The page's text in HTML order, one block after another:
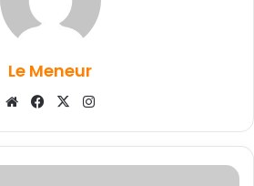
Le Meneur
WebsiteFacebook
X